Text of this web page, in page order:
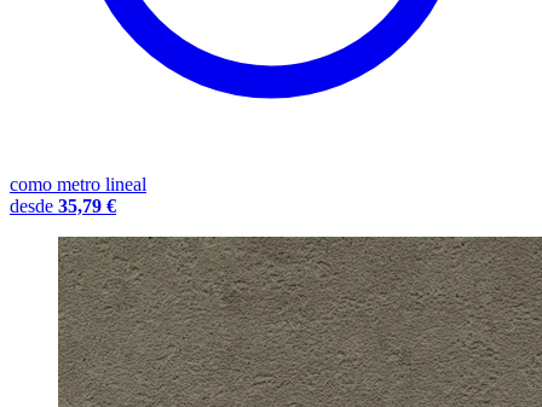
como metro lineal
desde 35,79 €